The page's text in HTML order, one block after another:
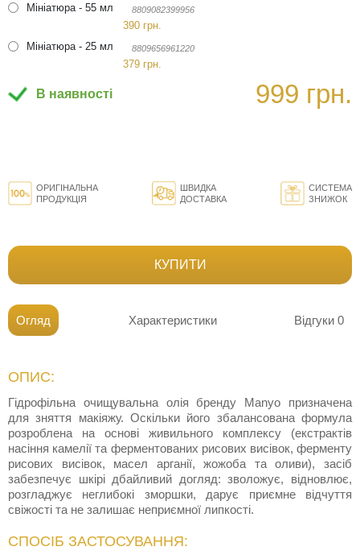
Мініатюра - 55 мл
8809082399956
390 грн.
Мініатюра - 25 мл
8809656961220
379 грн.
В наявності 999 грн.
ОРИГІНАЛЬНА
ПРОДУКЦІЯ
ШВИДКА
ДОСТАВКА
СИСТЕМА
ЗНИЖОК
КУПИТИ
Огляд Характеристики Відгуки 0
ОПИС:
Гідрофільна очищувальна олія бренду Manyo призначена
для зняття макіяжу. Оскільки його збалансована формула
розроблена на основі живильного комплексу (екстрактів
насіння камелії та ферментованих рисових висівок, ферменту
рисових висівок, масел арганії, жожоба та оливи), засіб
забезпечує шкірі дбайливий догляд: зволожує, відновлює,
розгладжує неглибокі зморшки, дарує приємне відчуття
свіжості та не залишає неприємної липкості.
СПОСІБ ЗАСТОСУВАННЯ: